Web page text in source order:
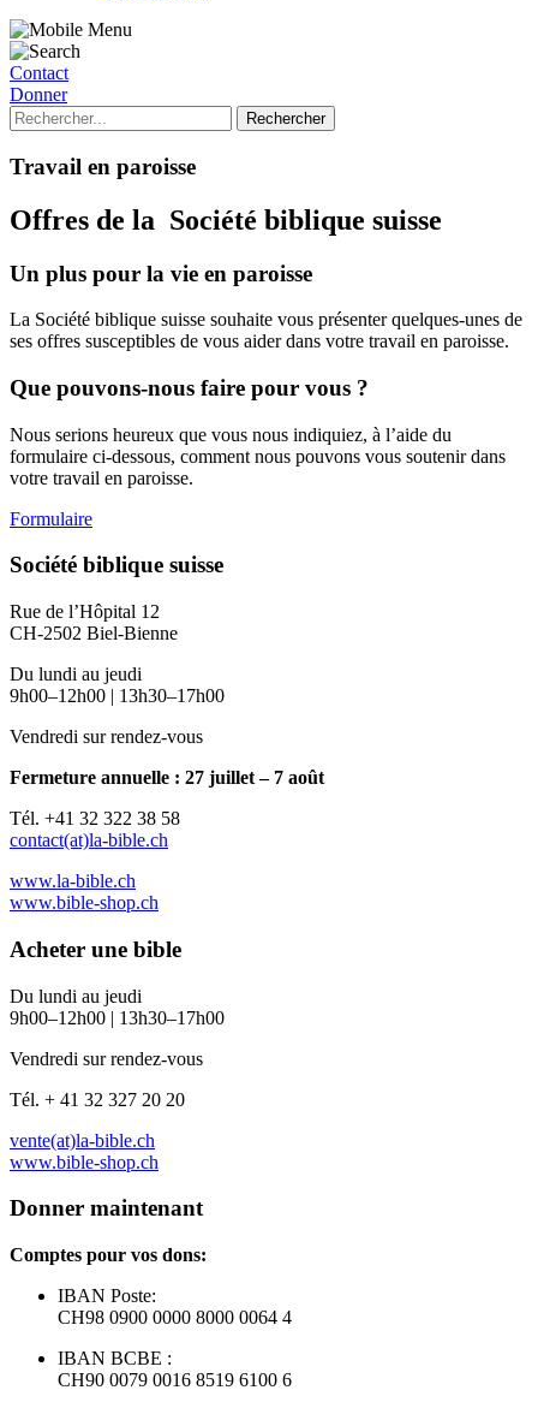
Contact
Donner
Travail en paroisse
Offres de la Société biblique suisse
Un plus pour la vie en paroisse
La Société biblique suisse souhaite vous présenter quelques-unes de
ses offres susceptibles de vous aider dans votre travail en paroisse.
Que pouvons-nous faire pour vous ?
Nous serions heureux que vous nous indiquiez, à l’aide du
formulaire ci-dessous, comment nous pouvons vous soutenir dans
votre travail en paroisse.
Formulaire
Société biblique suisse
Rue de l’Hôpital 12
CH-2502 Biel-Bienne
Du lundi au jeudi
9h00–12h00 | 13h30–17h00
Vendredi sur rendez-vous
Fermeture annuelle : 27 juillet – 7 août
Tél. +41 32 322 38 58
contact(at)la-bible.ch
www.la-bible.ch
www.bible-shop.ch
Acheter une bible
Du lundi au jeudi
9h00–12h00 | 13h30–17h00
Vendredi sur rendez-vous
Tél. + 41 32 327 20 20
vente(at)la-bible.ch
www.bible-shop.ch
Donner maintenant
Comptes pour vos dons:
IBAN Poste:
CH98 0900 0000 8000 0064 4
IBAN BCBE :
CH90 0079 0016 8519 6100 6